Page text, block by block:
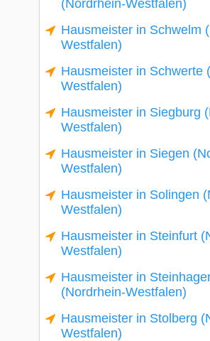
(Nordrhein-Westfalen)
Hausmeister in Schwelm
Westfalen)
Hausmeister in Schwerte
Westfalen)
Hausmeister in Siegburg
Westfalen)
Hausmeister in Siegen
Westfalen)
Hausmeister in Solingen
Westfalen)
Hausmeister in Steinfurt
Westfalen)
Hausmeister in
(Nordrhein-Westfalen)
Hausmeister in Stolberg
Westfalen)